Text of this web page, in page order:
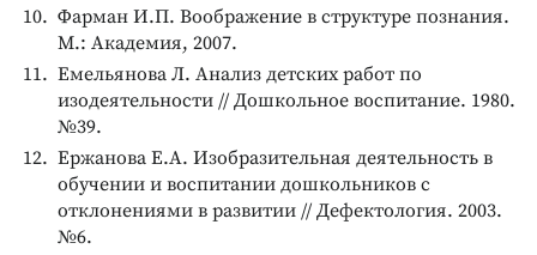
Фарман И.П. Воображение в структуре познания.
М.: Академия, 2007.
Емельянова Л. Анализ детских работ по
изодеятельности // Дошкольное воспитание. 1980.
№39.
Ержанова Е.А. Изобразительная деятельность в
обучении и воспитании дошкольников с
отклонениями в развитии // Дефектология. 2003.
№6.